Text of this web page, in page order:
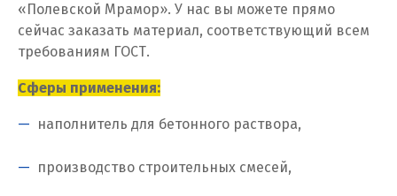
Киров
Кировград
Когалым
«Полевской Мрамор». У нас вы можете прямо
сейчас заказать материал, соответствующий всем
требованиям ГОСТ.
Сферы применения:
наполнитель для бетонного раствора,
производство строительных смесей,